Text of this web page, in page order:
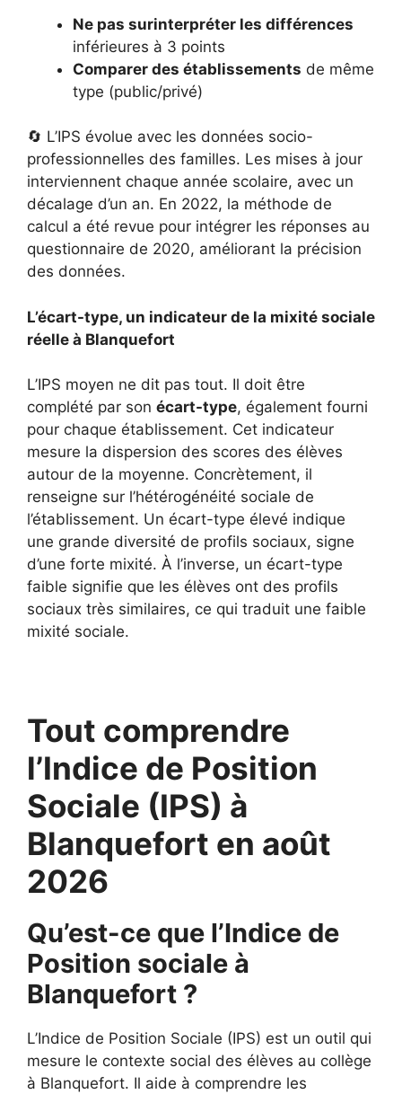
Ne pas surinterpréter les différences
inférieures à 3 points
Comparer des établissements de même
type (public/privé)
🔄 L’IPS évolue avec les données socio-
professionnelles des familles. Les mises à jour
interviennent chaque année scolaire, avec un
décalage d’un an. En 2022, la méthode de
calcul a été revue pour intégrer les réponses au
questionnaire de 2020, améliorant la précision
des données.
L’écart-type, un indicateur de la mixité sociale
réelle à Blanquefort
L’IPS moyen ne dit pas tout. Il doit être
complété par son écart-type, également fourni
pour chaque établissement. Cet indicateur
mesure la dispersion des scores des élèves
autour de la moyenne. Concrètement, il
renseigne sur l’hétérogénéité sociale de
l’établissement. Un écart-type élevé indique
une grande diversité de profils sociaux, signe
d’une forte mixité. À l’inverse, un écart-type
faible signifie que les élèves ont des profils
sociaux très similaires, ce qui traduit une faible
mixité sociale.
Tout comprendre
l’Indice de Position
Sociale (IPS) à
Blanquefort en août
2026
Qu’est-ce que l’Indice de
Position sociale à
Blanquefort ?
L’Indice de Position Sociale (IPS) est un outil qui
mesure le contexte social des élèves au collège
à Blanquefort. Il aide à comprendre les